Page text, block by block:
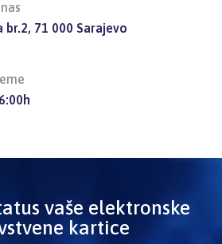
br.2, 71 000 Sarajevo
vaše elektronske
kartice